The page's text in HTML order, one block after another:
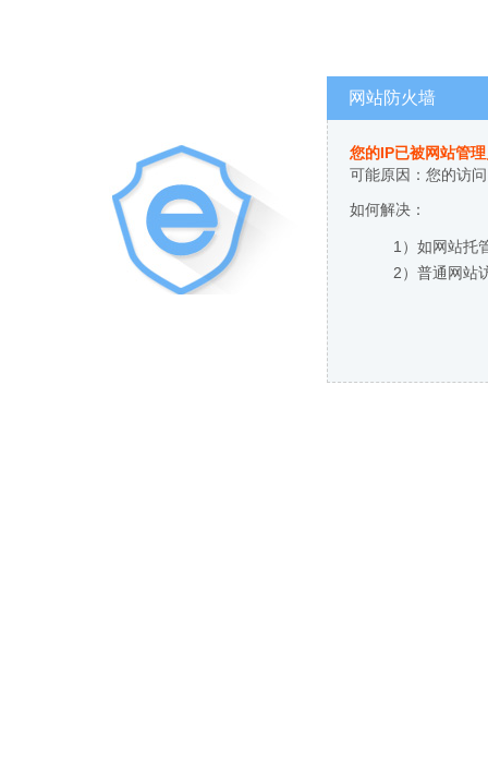
网站防火墙
您的IP已被网站管
可能原因：您的访
如何解决：
1）如网站托
2）普通网站